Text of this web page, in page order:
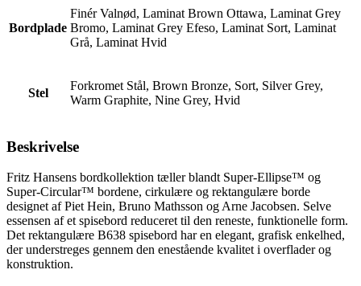
Bordplade
Finér Valnød, Laminat Brown Ottawa, Laminat Grey
Bromo, Laminat Grey Efeso, Laminat Sort, Laminat
Grå, Laminat Hvid
Stel
Forkromet Stål, Brown Bronze, Sort, Silver Grey,
Warm Graphite, Nine Grey, Hvid
Beskrivelse
Fritz Hansens bordkollektion tæller blandt Super-Ellipse™ og
Super-Circular™ bordene, cirkulære og rektangulære borde
designet af Piet Hein, Bruno Mathsson og Arne Jacobsen. Selve
essensen af et spisebord reduceret til den reneste, funktionelle form.
Det rektangulære B638 spisebord har en elegant, grafisk enkelhed,
der understreges gennem den enestående kvalitet i overflader og
konstruktion.